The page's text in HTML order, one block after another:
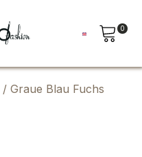
0
/ Graue Blau Fuchs